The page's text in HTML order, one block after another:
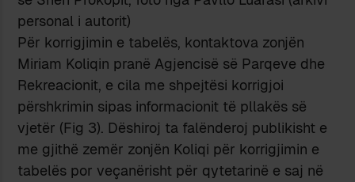
personal i autorit)
Për korrigjimin e tabelës, kontaktova zonjën
Miriam Koliqin pranë Agjencisë së Parqeve dhe
Rekreacionit, e cila me shpejtësi korrigjoi
përshkrimin sipas informacionit të pllakës së
vjetër (Fig 3). Dëshiroj ta falënderoj publikisht e
me gjithë zemër zonjën Koliqi për korrigjimin e
tabelës por veçanërisht për qytetarinë e saj në